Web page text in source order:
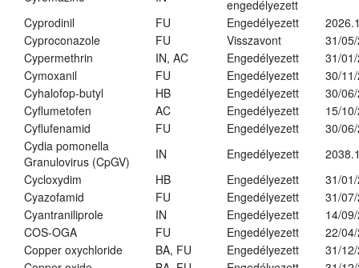
engedélyezett
Cyprodinil
FU Engedélyezett
Cyproconazole
FU Visszavont
31/
Cypermethrin
IN, AC Engedélyezett
31/
Cymoxanil
FU Engedélyezett
30/
Cyhalofop-butyl
HB Engedélyezett
30/
Cyflumetofen
AC Engedélyezett
15/
Cyflufenamid
FU Engedélyezett
30/
Cydia pomonella
Granulovirus (CpGV)
IN Engedélyezett
Cycloxydim
HB Engedélyezett
31/
Cyazofamid
FU Engedélyezett
31/
Cyantraniliprole
IN Engedélyezett
14/
COS-OGA
FU Engedélyezett
22/
Copper oxychloride
BA, FU Engedélyezett
31/